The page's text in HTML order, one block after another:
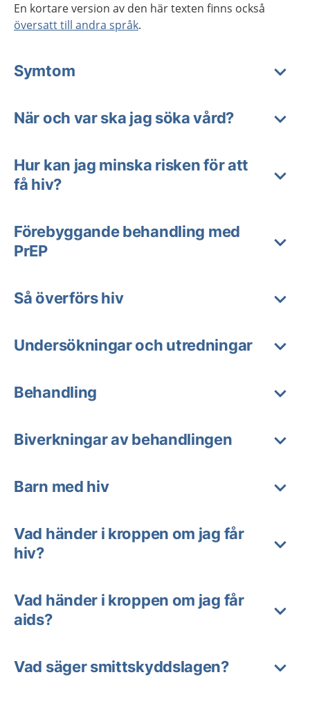
En kortare version av den här texten finns också
översatt till andra språk.
Symtom
När och var ska jag söka vård?
Hur kan jag minska risken för att
få hiv?
Förebyggande behandling med
PrEP
Så överförs hiv
Undersökningar och utredningar
Behandling
Biverkningar av behandlingen
Barn med hiv
Vad händer i kroppen om jag får
hiv?
Vad händer i kroppen om jag får
aids?
Vad säger smittskyddslagen?